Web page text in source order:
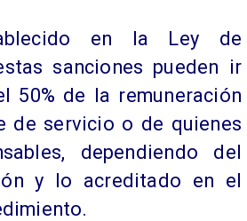
en la Ley de
sanciones pueden ir
50% de la remuneración
de servicio o de quienes
dependiendo del
y lo acreditado en el